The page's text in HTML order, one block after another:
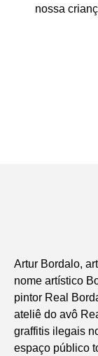
nossa
Artur Bordalo,
nome artístico
pintor Real
ateliê do avô
graffitis ilegais
espaço público